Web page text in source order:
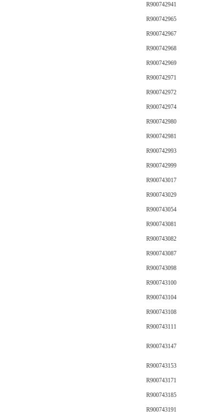
R900742941
R900742965
R900742967
R900742968
R900742969
R900742971
R900742972
R900742974
R900742980
R900742981
R900742993
R900742999
R900743017
R900743029
R900743054
R900743081
R900743082
R900743087
R900743098
R900743100
R900743104
R900743108
R900743111
R900743147
R900743153
R900743171
R900743185
R900743191